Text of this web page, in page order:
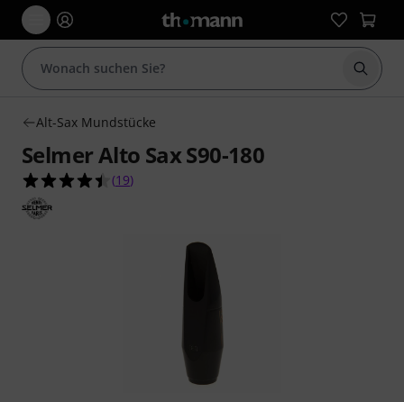
Suche
Alt-Sax Mundstücke
Selmer Alto Sax S90-180
4.5 von 5 Sternen aus 19 Kundenbewertungen
(19)